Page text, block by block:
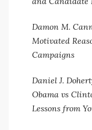
Damon M.
Motivated
Campaigns
Daniel J.
Obama vs
Lessons from